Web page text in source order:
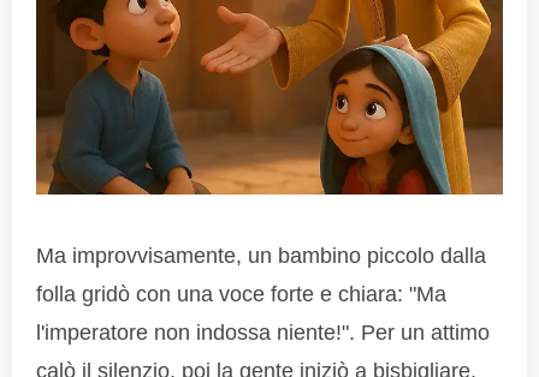
Ma improvvisamente, un bambino piccolo dalla
folla gridò con una voce forte e chiara: "Ma
l'imperatore non indossa niente!". Per un attimo
calò il silenzio, poi la gente iniziò a bisbigliare,